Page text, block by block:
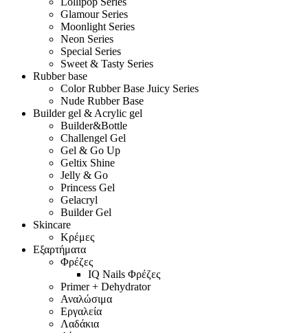
Glamour Series
Moonlight Series
Neon Series
Special Series
Sweet & Tasty Series
Rubber base
Color Rubber Base Juicy Series
Nude Rubber Base
Builder gel & Acrylic gel
Builder&Bottle
Challengel Gel
Gel & Go Up
Geltix Shine
Jelly & Go
Princess Gel
Gelacryl
Builder Gel
Skincare
Κρέμες
Εξαρτήματα
Φρέζες
IQ Nails Φρέζες
Primer + Dehydrator
Αναλώσιμα
Εργαλεία
Λαδάκια